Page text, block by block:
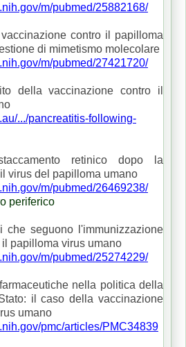
m/pubmed/25882168/
contro il papilloma
di mimetismo molecolare
m/pubmed/27421720/
della vaccinazione contro il
.../pancreatitis-following-
retinico dopo la
virus del papilloma umano
m/pubmed/26469238/
periferico
che seguono l'immunizzazione
papilloma virus umano
m/pubmed/25274229/
nella politica della
il caso della vaccinazione
umano
pmc/articles/PMC34839